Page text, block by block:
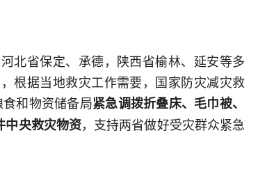
北省保定、承德，陕西省榆林、延安等多
根据当地救灾工作需要，国家防灾减灾救
和物资储备局紧急调拨折叠床、毛巾被、
中央救灾物资，支持两省做好受灾群众紧急